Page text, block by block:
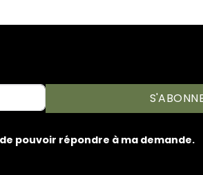
pouvoir répondre à ma demande.